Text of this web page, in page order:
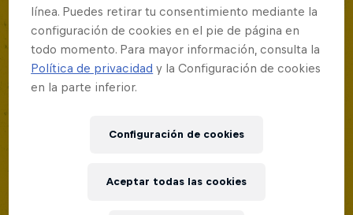
Red Bull Batalla Nueva Historia:
BATALLA DE MC'S
línea. Puedes retirar tu consentimiento mediante la
configuración de cookies en el pie de página en
todo momento. Para mayor información, consulta la
Política de privacidad y la Configuración de cookies
en la parte inferior.
Configuración de cookies
Aceptar todas las cookies